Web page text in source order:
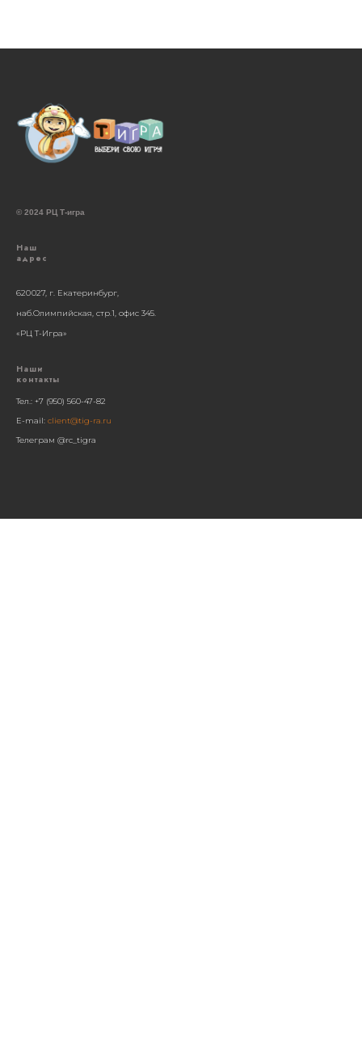
© 2024 РЦ Т-игра
Наш
адрес
620 027, г. Екатеринбург,
наб.Олимпийская, стр.1, офис 345.
«РЦ Т-Игра»
Наши
контакты
Тел.: +7 (950) 560-47-82
E-mail: client@tig-ra.ru
Телеграм @rc_tigra